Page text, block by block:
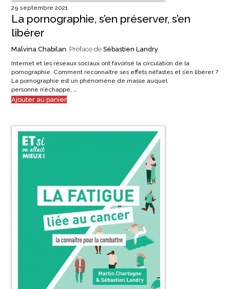
29 septembre 2021
La pornographie, s’en préserver, s’en
libérer
Malvina Chabilan. Préface de Sébastien Landry
Internet et les réseaux sociaux ont favorisé la circulation de la
pornographie. Comment reconnaître ses effets néfastes et s’en libérer ?
La pornographie est un phénomène de masse auquel
personne n’échappe, …
Ajouter au panier